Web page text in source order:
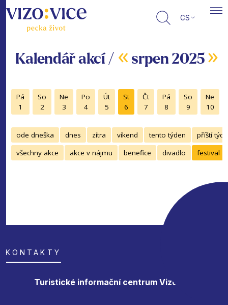
CS
Kalendář akcí / « srpen 2025 »
Pá
1
So
2
Ne
3
Po
4
Út
5
St
6
Čt
7
Pá
8
So
9
Ne
10
ode dneška dnes zítra víkend tento týden
příští
všechny akce
akce v nájmu benefice divadlo festival
KONTAKTY
Turistické informační centrum Vizovice